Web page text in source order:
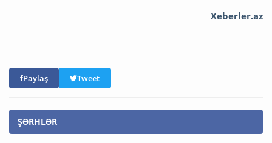
Xeberler.az
Paylaş Tweet
ŞƏRHLƏR